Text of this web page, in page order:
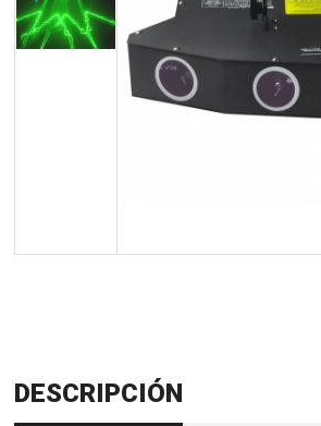
DESCRIPCIÓN